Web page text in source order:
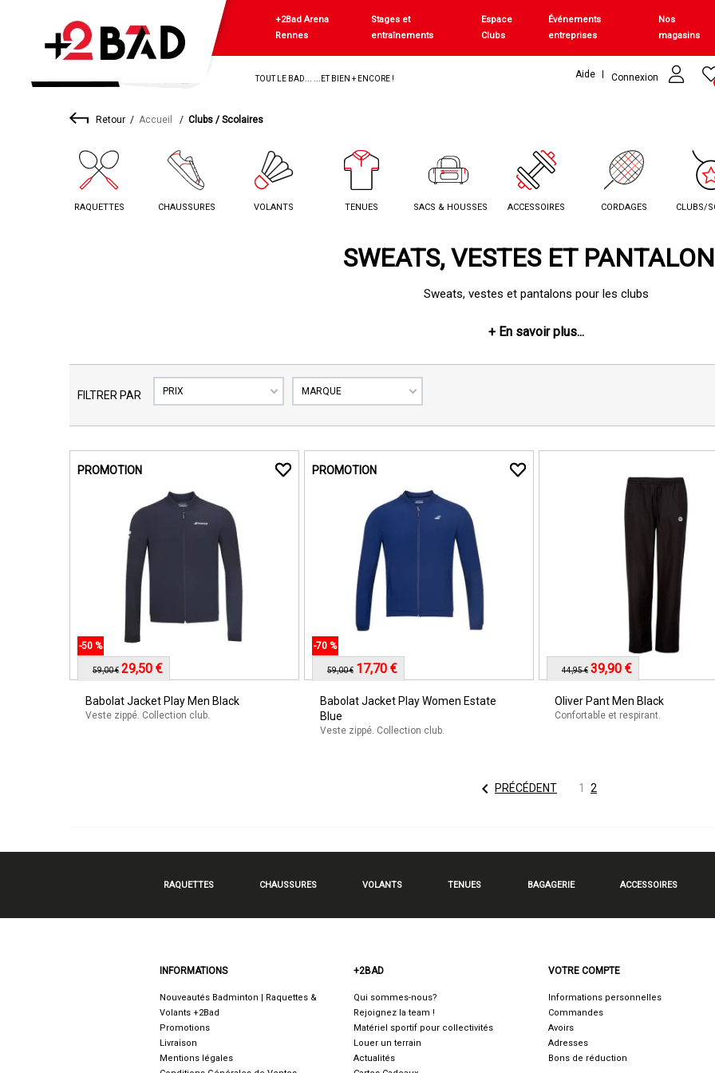
+2Bad Arena
Rennes
Stages et
entraînements
Espace
Clubs
Événements
entreprises
Nos
magasins
TOUT LE BAD... ...ET BIEN + ENCORE ! Aide Connexion
Retour Accueil Clubs / Scolaires
RAQUETTES CHAUSSURES VOLANTS TENUES SACS & HOUSSES ACCESSOIRES CORDAGES CLUBS/
SWEATS, VESTES ET
Sweats, vestes et pantalons pour les clubs
FILTRER PAR PRIX MARQUE
PROMOTION
Babolat Jacket Play Men Black
Veste zippé. Collection club.
-50 %
59,00 € 29,50 €
PROMOTION
Babolat Jacket Play Women Estate
Blue
Veste zippé. Collection club.
-70 %
59,00 € 17,70 €
Oliver Pant Men Black
Confortable et respirant.
44,95 € 39,90 €
 PRÉCÉDENT 1 2
RAQUETTES CHAUSSURES VOLANTS TENUES BAGAGERIE ACCESSOIRES
INFORMATIONS
Nouveautés Badminton | Raquettes &
Volants +2Bad
Promotions
Livraison
Mentions légales
+2BAD
Qui sommes-nous?
Rejoignez la team !
Matériel sportif pour collectivités
Louer un terrain
Actualités
VOTRE COMPTE
Informations personnelles
Commandes
Avoirs
Adresses
Bons de réduction